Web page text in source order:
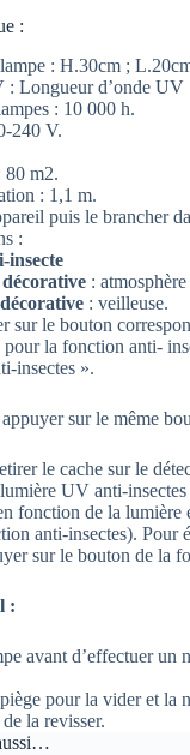
:
: H.30cm ;
Longueur d’onde UV
: 10 000 h.
240 V.
80 m2.
: 1,1 m.
puis le brancher
:
insecte
:
: veilleuse.
sur le bouton
la fonction anti-
insectes ».
sur le même
le cache sur le
UV anti-insectes
fonction de la lumière
anti-insectes). Pour
sur le bouton de la
:
avant d’effectuer un
pour la vider et la
la revisser.